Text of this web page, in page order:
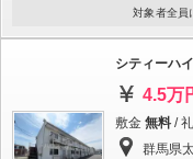
対象者全員
シティーハイ
4.5万
敷金 無料 /
群馬県